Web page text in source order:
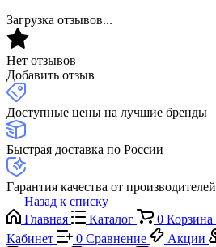
Загрузка отзывов...
Нет отзывов
Добавить отзыв
Доступные цены на лучшие бренды
Быстрая доставка по России
Гарантия качества от производителей
Назад к списку
Главная
Каталог 0 Корзина
Кабинет
0 Сравнение Акции